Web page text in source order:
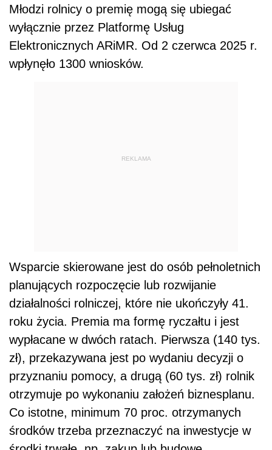
Młodzi rolnicy o premię mogą się ubiegać
wyłącznie przez Platformę Usług
Elektronicznych ARiMR. Od 2 czerwca 2025 r.
wpłynęło 1300 wniosków.
REKLAMA
Wsparcie skierowane jest do osób pełnoletnich
planujących rozpoczęcie lub rozwijanie
działalności rolniczej, które nie ukończyły 41.
roku życia. Premia ma formę ryczałtu i jest
wypłacane w dwóch ratach. Pierwsza (140 tys.
zł), przekazywana jest po wydaniu decyzji o
przyznaniu pomocy, a drugą (60 tys. zł) rolnik
otrzymuje po wykonaniu założeń biznesplanu.
Co istotne, minimum 70 proc. otrzymanych
środków trzeba przeznaczyć na inwestycje w